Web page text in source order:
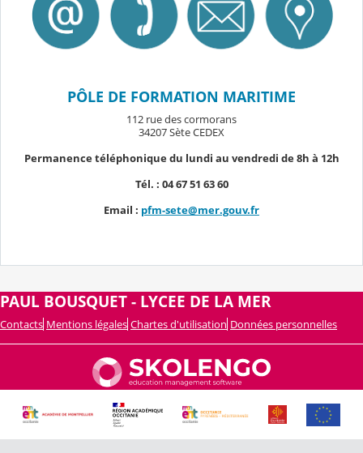
PÔLE DE FORMATION MARITIME
112 rue des cormorans
34207 Sète CEDEX
Permanence téléphonique du lundi au vendredi de 8h à 12h
Tél. : 04 67 51 63 60
Email : pfm-sete@mer.gouv.fr
PAUL BOUSQUET - LYCEE DE LA MER
Contacts Mentions légales Chartes d'utilisation Données personnelles